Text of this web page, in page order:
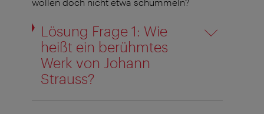
Lösung Frage 1: Wie
heißt ein berühmtes
Werk von Johann
Strauss?